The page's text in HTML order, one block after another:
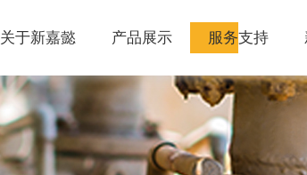
关于新嘉懿 产品展示 服务支持